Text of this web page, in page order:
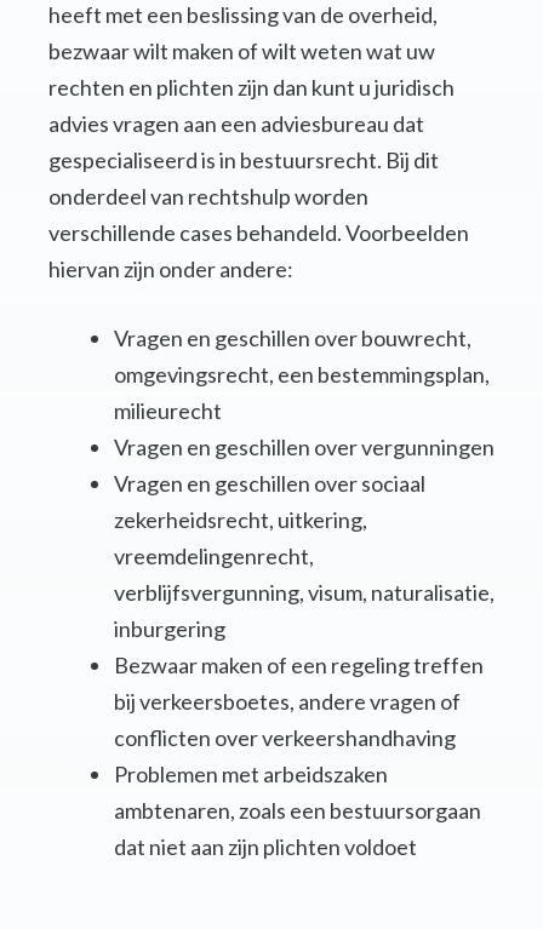
heeft met een beslissing van de overheid,
bezwaar wilt maken of wilt weten wat uw
rechten en plichten zijn dan kunt u juridisch
advies vragen aan een adviesbureau dat
gespecialiseerd is in bestuursrecht. Bij dit
onderdeel van rechtshulp worden
verschillende cases behandeld. Voorbeelden
hiervan zijn onder andere:
Vragen en geschillen over bouwrecht,
omgevingsrecht, een bestemmingsplan,
milieurecht
Vragen en geschillen over vergunningen
Vragen en geschillen over sociaal
zekerheidsrecht, uitkering,
vreemdelingenrecht,
verblijfsvergunning, visum, naturalisatie,
inburgering
Bezwaar maken of een regeling treffen
bij verkeersboetes, andere vragen of
conflicten over verkeershandhaving
Problemen met arbeidszaken
ambtenaren, zoals een bestuursorgaan
dat niet aan zijn plichten voldoet